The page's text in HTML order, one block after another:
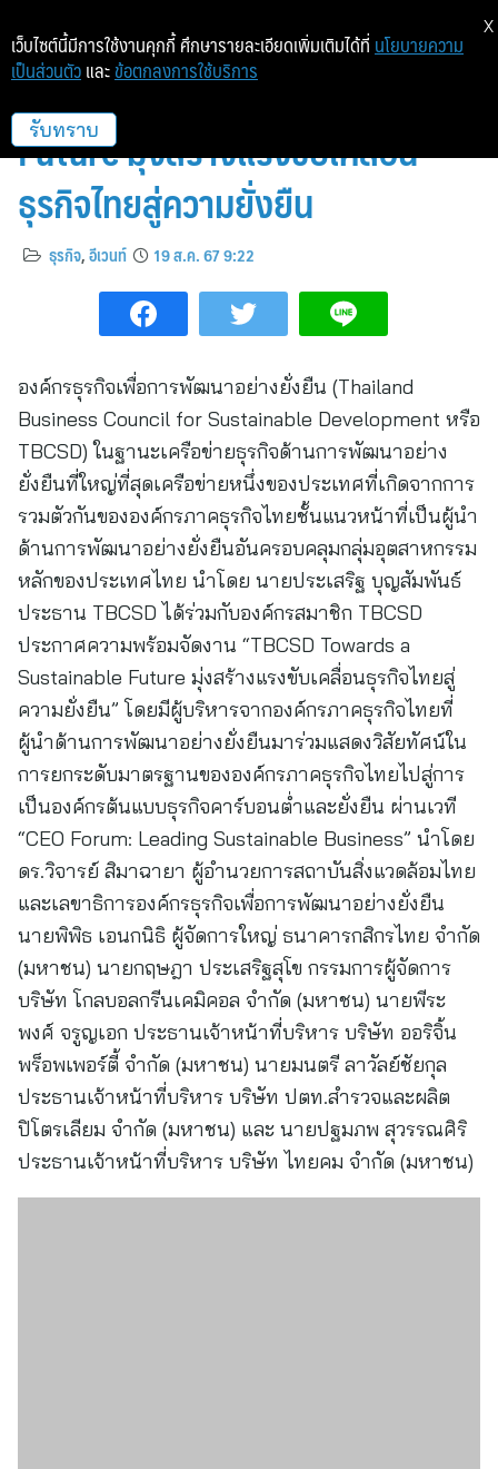
TBCSD Towards a Sustainable
Future มุ่งสร้างแรงขับเคลื่อน
ธุรกิจไทยสู่ความยั่งยืน
ธุรกิจ,อีเวนท์ 19 ส.ค. 67 9:22
องค์กรธุรกิจเพื่อการพัฒนาอย่างยั่งยืน (Thailand
Business Council for Sustainable Development หรือ
TBCSD) ในฐานะเครือข่ายธุรกิจด้านการพัฒนาอย่าง
ยั่งยืนที่ใหญ่ที่สุดเครือข่ายหนึ่งของประเทศที่เกิดจากการ
รวมตัวกันขององค์กรภาคธุรกิจไทยชั้นแนวหน้าที่เป็นผู้นำ
ด้านการพัฒนาอย่างยั่งยืนอันครอบคลุมกลุ่มอุตสาหกรรม
หลักของประเทศไทย นำโดย นายประเสริฐ บุญสัมพันธ์
ประธาน TBCSD ได้ร่วมกับองค์กรสมาชิก TBCSD
ประกาศความพร้อมจัดงาน “TBCSD Towards a
Sustainable Future มุ่งสร้างแรงขับเคลื่อนธุรกิจไทยสู่
ความยั่งยืน” โดยมีผู้บริหารจากองค์กรภาคธุรกิจไทยที่
ผู้นำด้านการพัฒนาอย่างยั่งยืนมาร่วมแสดงวิสัยทัศน์ใน
การยกระดับมาตรฐานขององค์กรภาคธุรกิจไทยไปสู่การ
เป็นองค์กรต้นแบบธุรกิจคาร์บอนต่ำและยั่งยืน ผ่านเวที
“CEO Forum: Leading Sustainable Business” นำโดย
ดร.วิจารย์ สิมาฉายา ผู้อำนวยการสถาบันสิ่งแวดล้อมไทย
และเลขาธิการองค์กรธุรกิจเพื่อการพัฒนาอย่างยั่งยืน
นายพิพิธ เอนกนิธิ ผู้จัดการใหญ่ ธนาคารกสิกรไทย จำกัด
(มหาชน) นายกฤษฎา ประเสริฐสุโข กรรมการผู้จัดการ
บริษัท โกลบอลกรีนเคมิคอล จำกัด (มหาชน) นายพีระ
พงศ์ จรูญเอก ประธานเจ้าหน้าที่บริหาร บริษัท ออริจิ้น
พร็อพเพอร์ตี้ จำกัด (มหาชน) นายมนตรี ลาวัลย์ชัยกุล
ประธานเจ้าหน้าที่บริหาร บริษัท ปตท.สำรวจและผลิต
ปิโตรเลียม จำกัด (มหาชน) และ นายปฐมภพ สุวรรณศิริ
ประธานเจ้าหน้าที่บริหาร บริษัท ไทยคม จำกัด (มหาชน)
เว็บไซต์นี้มีการใช้งานคุกกี้ ศึกษารายละเอียดเพิ่มเติมได้ที่ นโยบายความ
เป็นส่วนตัว และ ข้อตกลงการใช้บริการ
รับทราบ
X